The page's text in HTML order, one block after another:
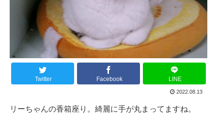
Twitter Facebook LINE
2022.08.13
リーちゃんの香箱座り。綺麗に手が丸まってますね。